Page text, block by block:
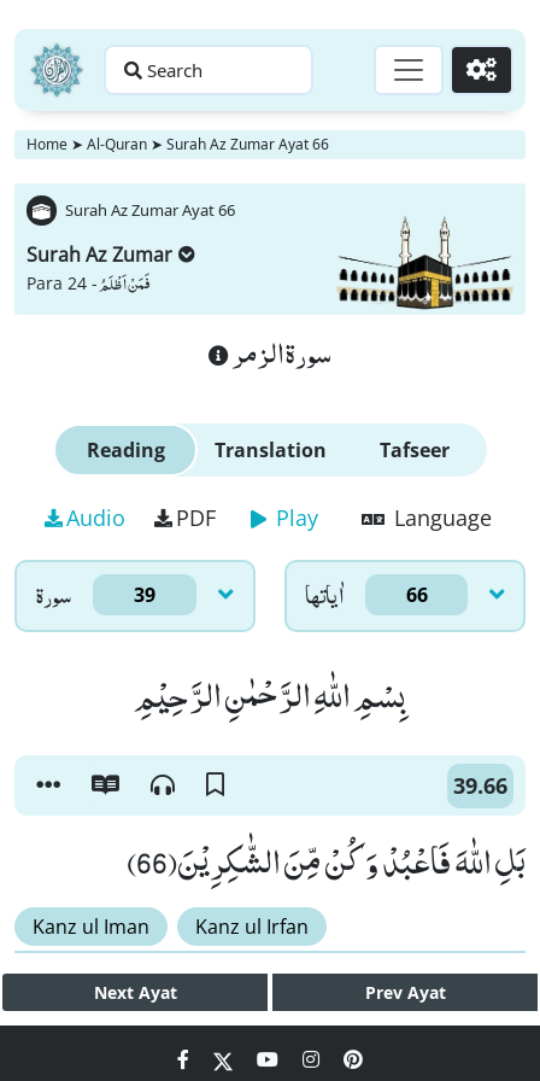
Search Go
Home ➤ Al-Quran ➤ Surah Az Zumar Ayat 66
Surah Az Zumar Ayat 66
Surah Az Zumar
Para 24 -فَمَنْ اَظْلَمُ
سورة الزمر
Reading Translation Tafseer
Audio PDF Play Language
سورۃ 39 اٰياتها 66
بِسْمِ اللّٰهِ الرَّحْمٰنِ الرَّحِیْمِ
39.66
بَلِ اللّٰهَ فَاعْبُدْ وَ كُنْ مِّنَ الشّٰكِرِیْنَ(66)
Kanz ul Iman Kanz ul Irfan
Next Ayat Prev Ayat